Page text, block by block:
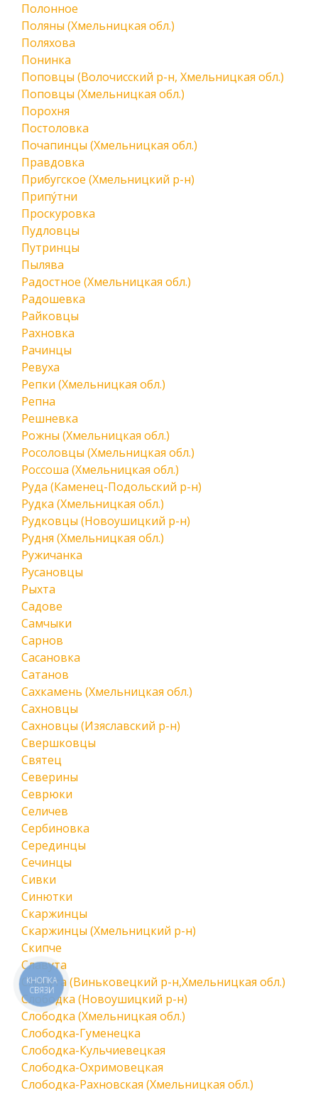
Полонное
Поляны (Хмельницкая обл.)
Поляхова
Понинка
Поповцы (Волочисский р-н, Хмельницкая обл.)
Поповцы (Хмельницкая обл.)
Порохня
Постоловка
Почапинцы (Хмельницкая обл.)
Правдовка
Прибугское (Хмельницкий р-н)
Припу́тни
Проскуровка
Пудловцы
Путринцы
Пылява
Радостное (Хмельницкая обл.)
Радошевка
Райковцы
Рахновка
Рачинцы
Ревуха
Репки (Хмельницкая обл.)
Репна
Решневка
Рожны (Хмельницкая обл.)
Росоловцы (Хмельницкая обл.)
Россоша (Хмельницкая обл.)
Руда (Каменец-Подольский р-н)
Рудка (Хмельницкая обл.)
Рудковцы (Новоушицкий р-н)
Рудня (Хмельницкая обл.)
Ружичанка
Русановцы
Рыхта
Садове
Самчыки
Сарнов
Сасановка
Сатанов
Сахкамень (Хмельницкая обл.)
Сахновцы
Сахновцы (Изяславский р-н)
Свершковцы
Святец
Северины
Севрюки
Селичев
Сербиновка
Серединцы
Сечинцы
Сивки
Синютки
Скаржинцы
Скаржинцы (Хмельницкий р-н)
Скипче
Славута
Славута (Виньковецкий р-н,Хмельницкая обл.)
Слободка (Новоушицкий р-н)
Слободка (Хмельницкая обл.)
Слободка-Гуменецка
Слободка-Кульчиевецкая
Слободка-Охримовецкая
Слободка-Рахновская (Хмельницкая обл.)
КНОПКА
СВЯЗИ